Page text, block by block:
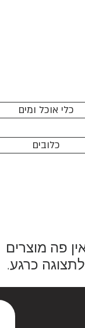
כלי אוכל ומים
כלובים
לתצוגה כרגע.